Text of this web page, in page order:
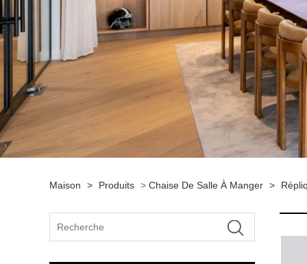
Maison > Produits > Chaise De Salle À Manger >